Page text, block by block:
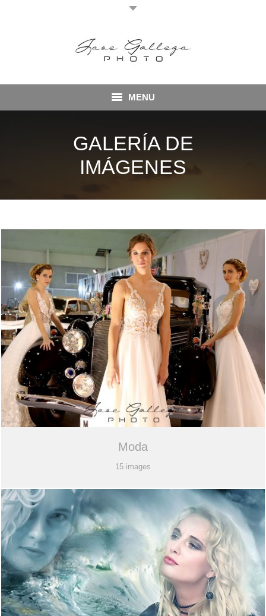
MENU
Álbumes
Diseño Gráfico
Contratación
Contacto
GALERÍA DE
IMÁGENES
Moda
15 images